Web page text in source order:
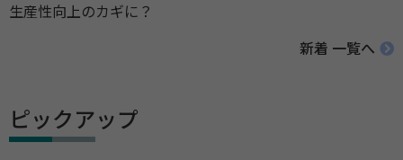
生産性向上のカギに？
新着 一覧へ
ピックアップ